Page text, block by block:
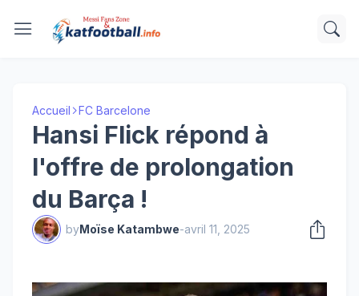
Accueil FC Barcelone
Hansi Flick répond à
l'offre de prolongation
du Barça !
byMoïse Katambwe-avril 11, 2025